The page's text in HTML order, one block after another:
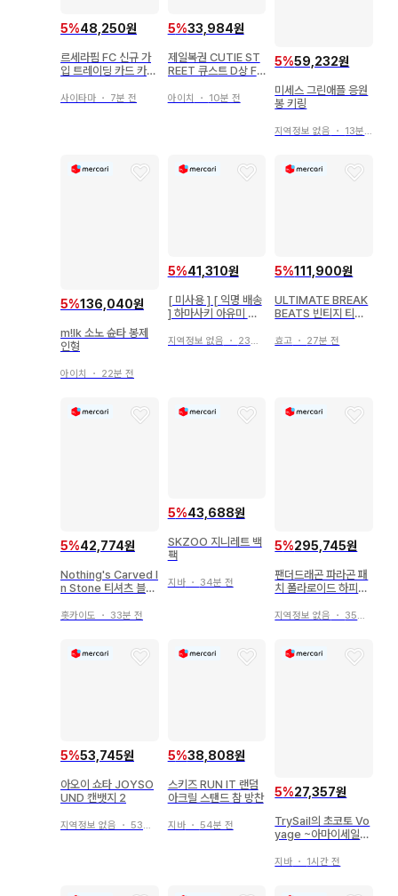
5%48,250원
르세라핌 FC 신규 가
입 트레이딩 카드 카즈
사이타마 ・ 7분 전
5%33,984원
제일복권 CUTIE ST
REET 큐스트 D상 F
트
아이치 ・ 10분 전
5%59,232원
미세스 그린애플 응원
봉 키링
지역정보 없음 ・ 13분 전
5%136,040원
m!lk 소노 슌타 봉제
인형
아이치 ・ 22분 전
5%41,310원
[ 미사용 ] [ 익명 배송
] 하마사키 아유미 캡
A 마크
지역정보 없음 ・ 23분 전
5%111,900원
ULTIMATE BREAK
BEATS 빈티지 티셔
효고 ・ 27분 전
5%42,774원
Nothing's Carved I
n Stone 티셔츠 블랙
홋카이도 ・ 33분 전
5%43,688원
SKZOO 지니레트 백
팩
지바・ 34분 전
5%295,745원
팬더드래곤 파라곤 패
치 폴라로이드 하피카
지역정보 없음 ・ 35분 전
5%53,745원
아오이 쇼타 JOYSO
UND 캔뱃지 2
지역정보 없음 ・ 53분 전
5%38,808원
스키즈 RUN IT 랜덤
아크릴 스탠드 참 방찬
지바・ 54분 전
5%27,357원
TrySail의 초코토 Vo
yage ~아마이세일~
루)
지바 ・ 1시간 전